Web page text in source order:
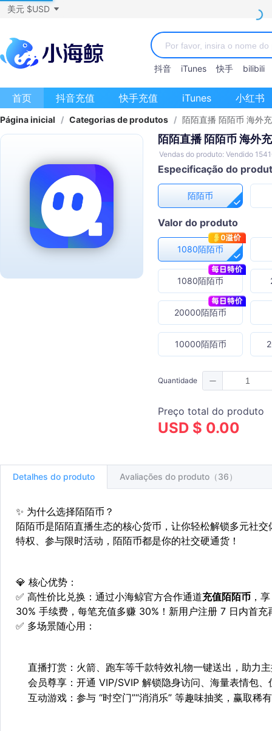
美元 $USD
抖音 iTunes 快手 bilibili
首页 抖音充值 快手充值 iTunes 小红书
Página inicial / Categorias de produtos / 陌陌直播 陌陌币 海外
陌陌直播 陌陌币 海外
Vendas do produto: Vendido
Especificação do
陌陌币
Valor do produto
1080陌陌币
1080陌陌币
20000陌陌币
10000陌陌币
Quantidade
Preço total do produto
USD $ 0.00
Detalhes do produto Avaliações do produto（36）
✨ 为什么选择陌陌币？
陌陌币是陌陌直播生态的核心货币，让你轻松解锁多元社
特权、参与限时活动，陌陌币都是你的社交硬通货！
💎 核心优势：
✅ 高性价比兑换 ：通过小海鲸官方合作通道充值陌陌币 ，
30% 手续费，每笔充值多赚 30%！新用户注册 7 日内首
✅ 多场景随心用 ：
直播打赏 ：火箭、跑车等千款特效礼物一键送出，助力
会员尊享 ：开通 VIP/SVIP 解锁隐身访问、海量表情包
互动游戏 ：参与 “时空门”“消消乐” 等趣味抽奖，赢取